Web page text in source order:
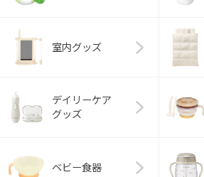
室内グッズ
デイリーケア
グッズ
ベビー食器